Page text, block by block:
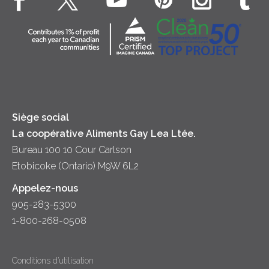
Soupes
Fromage cottage
Crème sure
Principes coopératifs
Contactez-nous
Location
Siège social
La coopérative Aliments Gay Lea Ltée.
Bureau 100 10 Cour Carlson
Etobicoke (Ontario) M9W 6L2
Appelez-nous
905-283-5300
1-800-268-0508
Conditions d’utilisation